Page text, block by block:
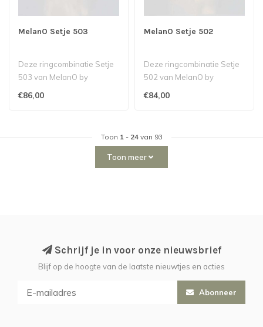
MelanO Setje 503
Deze ringcombinatie Setje
503 van MelanO by
Babazou bestaat uit een
€86,00
MelanO Setje 502
Deze ringcombinatie Setje
502 van MelanO by
Babazou bestaat uit een Kat
€84,00
Toon 1- 24van 93
Toon meer
Schrijf je in voor onze nieuwsbrief
Blijf op de hoogte van de laatste nieuwtjes en acties
Abonneer